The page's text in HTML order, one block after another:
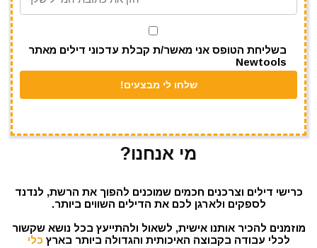
בשליחת הטופס אני מאשר/ת קבלת עדכוני דילים מאתר
Newtools
מי אנחנו?
כרישי דילים וצרכנים חכמים שמוכנים להפוך את הרשת, לנדנד
לספקים ולארגן לכם את הדילים השווים ביותר.
מוזמנים להכיר אותנו אישית, לשאול ולהתייעץ בכל נושא שקשור
לכלי עבודה בקבוצה האיכותית והגדולה ביותר בארץ כלי